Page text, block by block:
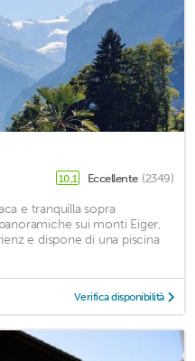
10,1 Eccellente (2349)
e tranquilla sopra
sui monti Eiger,
e dispone di una piscina
Verifica disponibilità